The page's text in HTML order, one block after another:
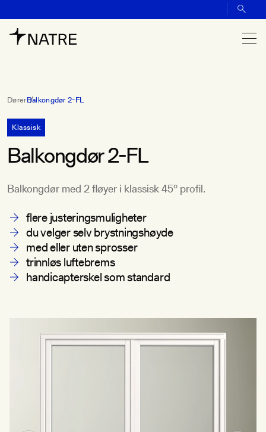
DørerBalkongdør 2-FL
Klassisk
Balkongdør 2-FL
Balkongdør med 2 fløyer i klassisk 45° profil.
flere justeringsmuligheter
du velger selv brystningshøyde
med eller uten sprosser
trinnløs luftebrems
handicapterskel som standard